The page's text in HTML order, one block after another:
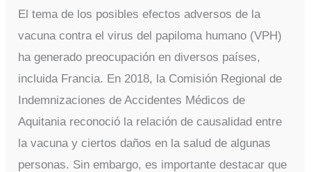
El tema de los posibles efectos adversos de la
vacuna contra el virus del papiloma humano (VPH)
ha generado preocupación en diversos países,
incluida Francia. En 2018, la Comisión Regional de
Indemnizaciones de Accidentes Médicos de
Aquitania reconoció la relación de causalidad entre
la vacuna y ciertos daños en la salud de algunas
personas. Sin embargo, es importante destacar que